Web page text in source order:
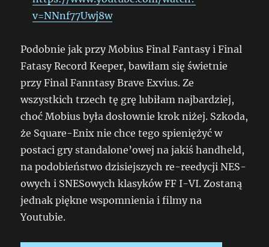
v=NNnf77Uwj8w
Podobnie jak przy Mobius Final Fantasy i Final
Fatasy Record Keeper, bawiłam się świetnie
przy Final Fanntasy Brave Exvius. Ze
wszystkich trzech tę grę lubiłam najbardziej,
choć Mobius była dosłownie krok niżej. Szkoda,
że Square-Enix nie chce tego spieniężyć w
postaci gry standalone’owej na jakiś handheld,
na podobieństwo dzisiejszych re-reedycji NES-
owych i SNESowych klasyków FF I-VI. Zostaną
jednak piękne wspomnienia i filmy na
Youtubie.